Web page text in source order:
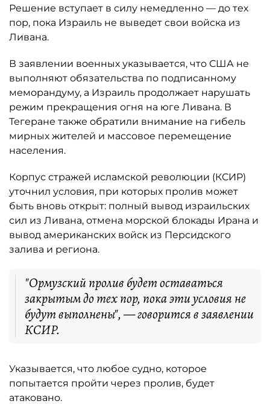
Решение вступает в силу немедленно — до тех
пор, пока Израиль не выведет свои войска из
Ливана.
В заявлении военных указывается, что США не
выполняют обязательства по подписанному
меморандуму, а Израиль продолжает нарушать
режим прекращения огня на юге Ливана. В
Тегеране также обратили внимание на гибель
мирных жителей и массовое перемещение
населения.
Корпус стражей исламской революции (КСИР)
уточнил условия, при которых пролив может
быть вновь открыт: полный вывод израильских
сил из Ливана, отмена морской блокады Ирана и
вывод американских войск из Персидского
залива и региона.
"Ормузский пролив будет оставаться
закрытым до тех пор, пока эти условия не
будут выполнены", — говорится в заявлении
КСИР.
Указывается, что любое судно, которое
попытается пройти через пролив, будет
атаковано.